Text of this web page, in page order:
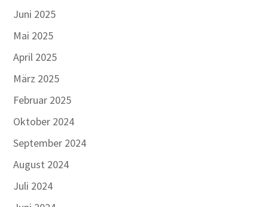
Juni 2025
Mai 2025
April 2025
März 2025
Februar 2025
Oktober 2024
September 2024
August 2024
Juli 2024